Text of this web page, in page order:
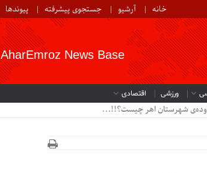
خانه آرشیو جستجوی پیشرفته پیوندها
AharEmroz News Base
ورزشی اقتصادی
شهرستان اهر چیست؟!!...